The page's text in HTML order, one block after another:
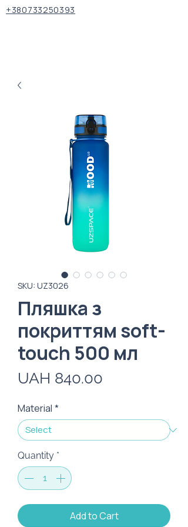
+380733250393
SKU: UZ3026
Пляшка з
покриттям soft-
touch 500 мл
UAH 840.00
Material *
Quantity *
Add to Cart